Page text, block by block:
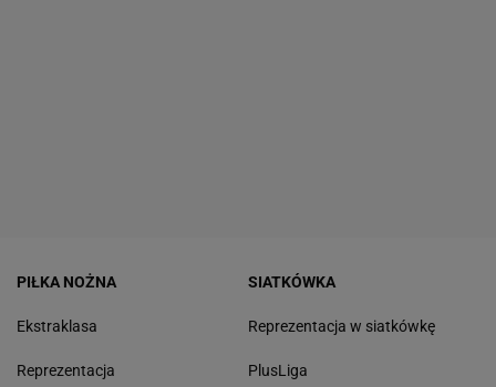
PIŁKA NOŻNA
Ekstraklasa
Reprezentacja
SIATKÓWKA
Reprezentacja w siatkówkę
PlusLiga